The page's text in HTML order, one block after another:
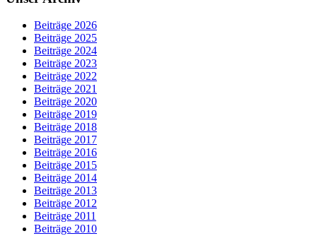
Beiträge 2026
Beiträge 2025
Beiträge 2024
Beiträge 2023
Beiträge 2022
Beiträge 2021
Beiträge 2020
Beiträge 2019
Beiträge 2018
Beiträge 2017
Beiträge 2016
Beiträge 2015
Beiträge 2014
Beiträge 2013
Beiträge 2012
Beiträge 2011
Beiträge 2010